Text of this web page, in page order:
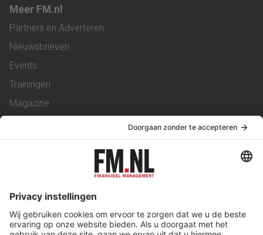
Meer FM.nl
Partners en Adverteren
Nieuwsbrieven
Events
Trainingen
Magazine
Service & Contact
Werken bij ons
Privacy Statement